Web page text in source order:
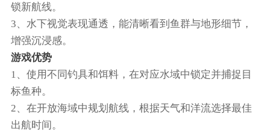
锁新航线。
3、水下视觉表现通透，能清晰看到鱼群与地形细节，
增强沉浸感。
游戏优势
1、使用不同钓具和饵料，在对应水域中锁定并捕捉目
标鱼种。
2、在开放海域中规划航线，根据天气和洋流选择最佳
出航时间。